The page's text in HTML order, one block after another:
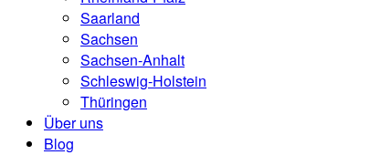
Saarland
Sachsen
Sachsen-Anhalt
Schleswig-Holstein
Thüringen
Über uns
Blog